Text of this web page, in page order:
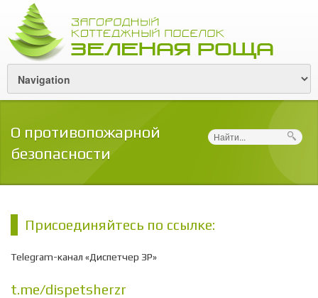
О противопожарной
безопасности
Поиск
Присоединяйтесь по ссылке:
Telegram-канал «Диспетчер ЗР»
t.me/dispetsherzr